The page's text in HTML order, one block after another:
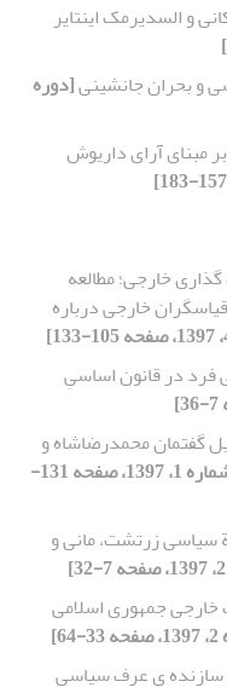
و السدیرمک اینتایر
و بحران جانشینی[دوره
مبنای آرای داریوش
خارجی؛ مطالعه
خارجی درباره
فرد در قانون اساسیِ
گفتمان‌ محمدرضاشاه و
[دوره 13، شماره 1، 1397، صفحه 131-
سیاسی زرتشت، مانی و
جمهوری اسلامی
ی عرف سیاسی